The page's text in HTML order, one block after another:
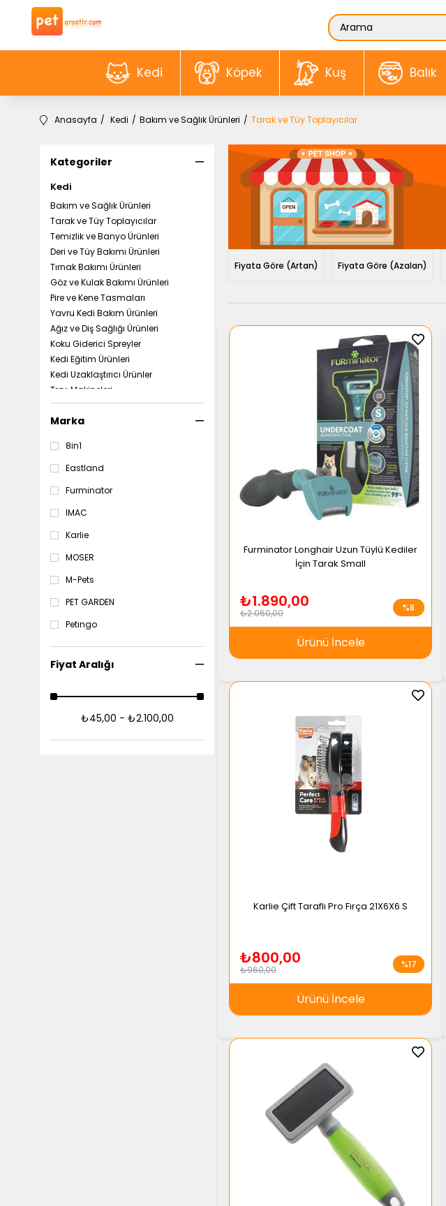
Kedi Köpek Kuş Balık
Anasayfa Kedi Bakım ve Sağlık Ürünleri Tarak ve Tüy Toplayıcılar
Kategoriler
Kedi
Bakım ve Sağlık Ürünleri
Tarak ve Tüy Toplayıcılar
Temizlik ve Banyo Ürünleri
Deri ve Tüy Bakımı Ürünleri
Tırnak Bakımı Ürünleri
Göz ve Kulak Bakımı Ürünleri
Pire ve Kene Tasmaları
Yavru Kedi Bakım Ürünleri
Ağız ve Diş Sağlığı Ürünleri
Koku Giderici Spreyler
Kedi Eğitim Ürünleri
Kedi Uzaklaştırıcı Ürünler
Traş Makineleri
Medikal Ürünler
Marka
8in1
Eastland
Furminator
IMAC
Karlie
MOSER
M-Pets
PET GARDEN
Petingo
Fiyat Aralığı
₺45,00 - ₺2.100,00
Fiyata Göre (Artan) Fiyata Göre (Azalan)
Furminator Longhair Uzun Tüylü Kediler
İçin Tarak Small
₺1.890,00
₺2.060,00
Ürünü İncele
%8
Karlie Çift Taraflı Pro Fırça 21X6X6 S
₺800,00
₺960,00
Ürünü İncele
%17